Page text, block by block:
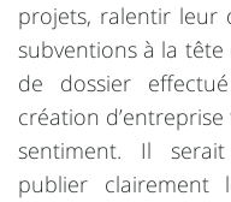
projets, ralentir leur
subventions à la tête
de dossier
création
sentiment. Il
publier clairement